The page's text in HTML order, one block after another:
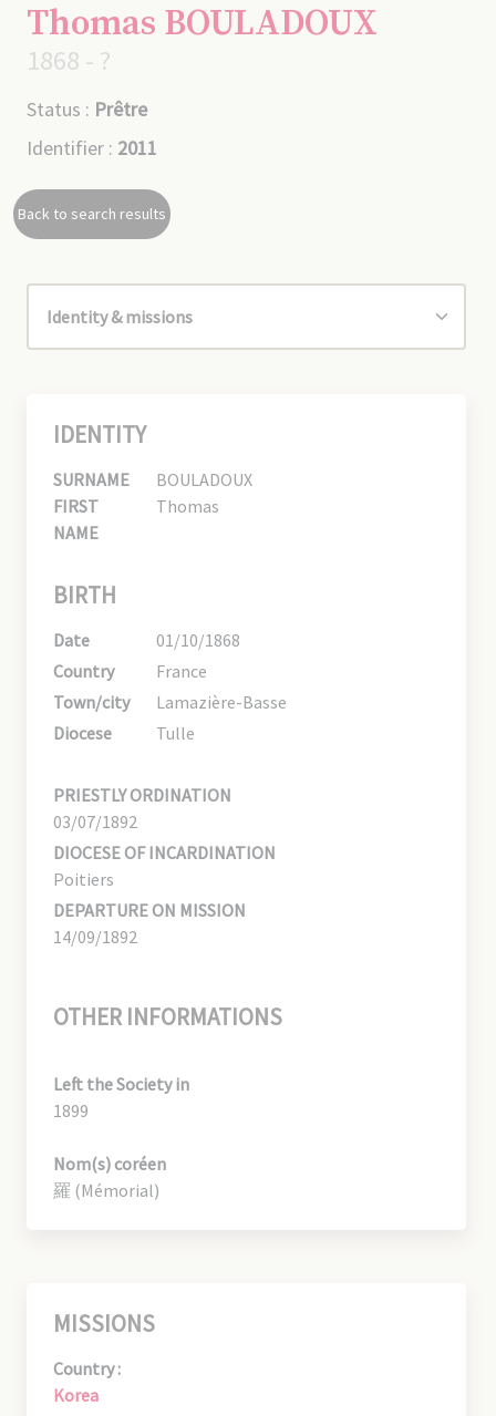
Thomas BOULADOUX
1868 - ?
Status : Prêtre
Identifier : 2011
Back to search results
IDENTITY
SURNAME
BOULADOUX
FIRST
NAME
Thomas
BIRTH
Date
01/10/1868
Country
France
Town/city
Lamazière-Basse
Diocese
Tulle
PRIESTLY ORDINATION
03/07/1892
DIOCESE OF INCARDINATION
Poitiers
DEPARTURE ON MISSION
14/09/1892
OTHER INFORMATIONS
Left the Society in
1899
Nom(s) coréen
羅 (Mémorial)
MISSIONS
Country :
Korea